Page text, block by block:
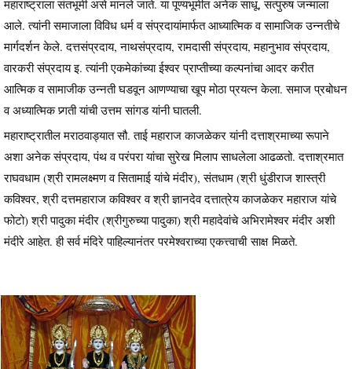
महाराष्ट्राला संतभूमी असे मानले जाते. या पूण्यभूमीत अनेक साधू, सत्पुरुष जन्माला
आले. त्यांनी समाजाला विविध धर्म व संप्रदायांमार्फत आध्यात्मिक व सामाजिक उन्नतीचे
मार्गदर्शन केले. दत्तसंप्रदाय, नाथसंप्रदाय, रामदासी संप्रदाय, महानुभाव संप्रदाय,
वारकरी संप्रदाय इ. त्यांनी एकमेकांच्या ईश्वर प्राप्तीच्या कल्पनांचा आदर करीत
आत्मिक व सामाजीक उन्नती घडवून आणण्याचा खूप मोठा प्रयत्न केला. समाज प्रबोधन
व अध्यात्मिक प्र्गती यांची उत्तम सांगड यांनी घातली.
महाराष्ट्रातील मराठवाड्यात सौ. ताई महाराज काजळेकर यांनी दत्ताश्रमाच्या रूपाने
अशा अनेक संप्रदाय, पंथ व परंपरा यांचा सुरेख मिलाप साधलेला आढळतो. दत्ताश्रमात
राघवधाम (श्री रामलक्ष्मण व सितामाई यांचे मंदीर), संतधाम (श्री धुंडीराज शास्त्री
कविश्वर, श्री दत्तमहाराज कविश्वर व श्री ज्ञानदेव दत्तात्रेय काजळेकर महाराज यांचे
फोटो) श्री पादुका मंदीर (श्रीगुरुच्या पादुका) श्री महादेवांचे अभिरामेश्वर मंदीर अशी
मंदीरे आहेत. ही सर्व मंदिरे पाहिल्यानंतर परमेश्वराच्या एकत्त्वाची साक्ष मिळते.